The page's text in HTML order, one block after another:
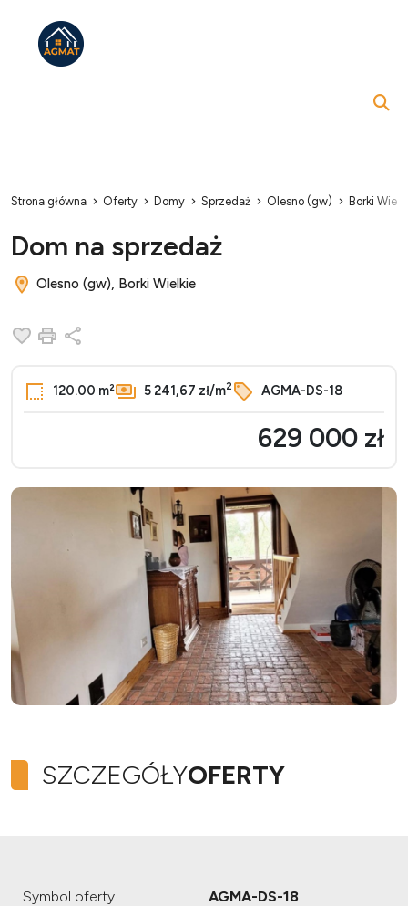
Strona główna Oferty Domy Sprzedaż Olesno (gw) Borki
Dom na sprzedaż
Olesno (gw), Borki Wielkie
Dodaj do ulubionych
Drukuj
120.00 m² 5 241,67 zł/m2 AGMA-DS-18
629 000 zł
SZCZEGÓŁYOFERTY
Symbol oferty
AGMA-DS-18